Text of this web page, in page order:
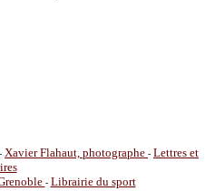
- Xavier Flahaut, photographe - Lettres et
- Librairie du sport